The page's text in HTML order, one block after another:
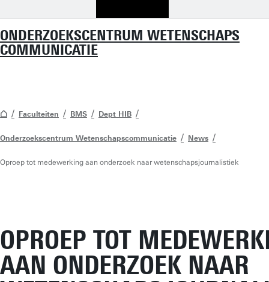
ONDERZOEKSCENTRUM WETENSCHAPS
COMMUNICATIE
Faculteiten BMS Dept HIB
Onderzoekscentrum Wetenschapscommunicatie News
Oproep tot medewerking aan onderzoek naar wetenschapsjournalistiek
OPROEP TOT
AAN ONDERZOEK NAAR